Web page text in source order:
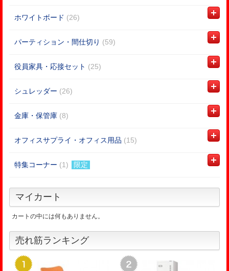
ホワイトボード (26)
パーティション・間仕切り (59)
役員家具・応接セット (25)
シュレッダー (26)
金庫・保管庫 (8)
オフィスサプライ・オフィス用品 (15)
特集コーナー (1) 限定
マイカート
カートの中には何もありません。
売れ筋ランキング